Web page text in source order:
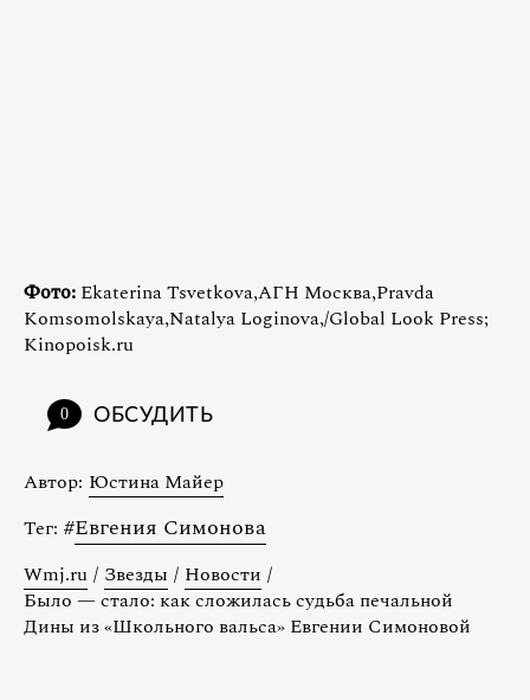
Фото: Ekaterina Tsvetkova,АГН Москва,Pravda
Komsomolskaya,Natalya Loginova,/Global Look Press;
Kinopoisk.ru
0 ОБСУДИТЬ
Автор: Юстина Майер
Тег: #Евгения Симонова
Wmj.ru / Звезды / Новости /
Было — стало: как сложилась судьба печальной
Дины из «Школьного вальса» Евгении Симоновой